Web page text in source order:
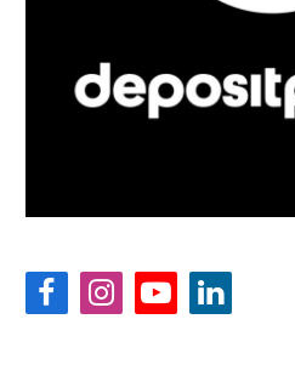
FacebookInstagramYouTubeLinkedIn